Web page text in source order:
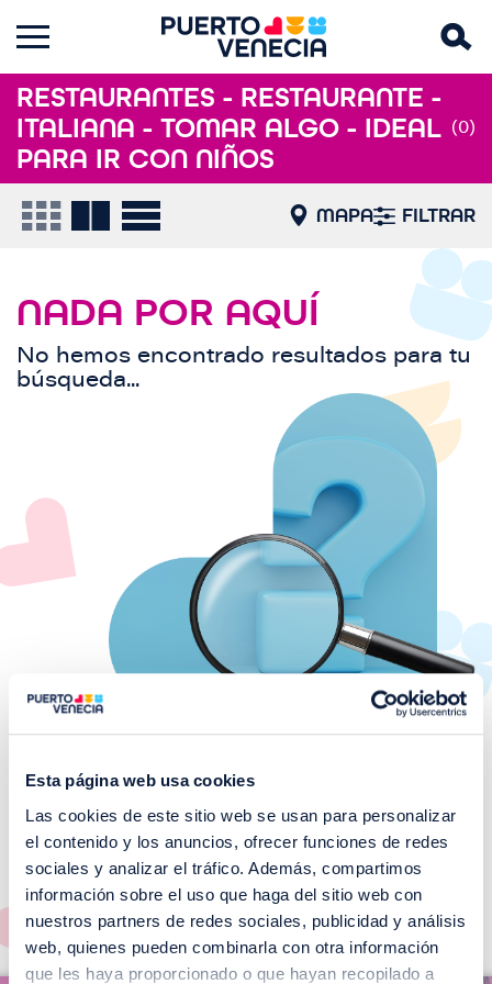
Esta página web usa cookies
Las cookies de este sitio web se usan para personalizar
el contenido y los anuncios, ofrecer funciones de redes
sociales y analizar el tráfico. Además, compartimos
información sobre el uso que haga del sitio web con
nuestros partners de redes sociales, publicidad y análisis
web, quienes pueden combinarla con otra información
que les haya proporcionado o que hayan recopilado a
RESTAURANTES - RESTAURANTE -
ITALIANA - TOMAR ALGO - IDEAL
PARA IR CON NIÑOS
(0)
MAPA FILTRAR
NADA POR AQUÍ
No hemos encontrado resultados para tu
búsqueda...
¡No te pierdas nuestros
EVENTOS!
Ver todos >